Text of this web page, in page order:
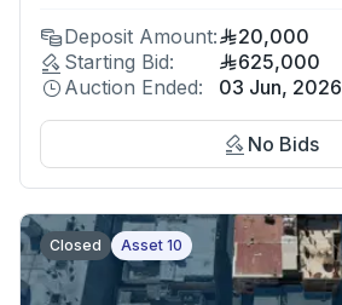
Deposit Amount:
20,000
Starting Bid:
625,000
Auction Ended:
03 Jun, 2026
No Bids
Closed Asset 10